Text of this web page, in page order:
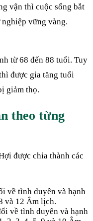
vận thì cuộc sống bắt
vững vàng.
từ 68 đến 88 tuổi. Tuy
được gia tăng tuổi
giảm thọ.
theo từng
được chia thành các
về tình duyên và hạnh
và 12 Âm lịch.
về tình duyên và hạnh